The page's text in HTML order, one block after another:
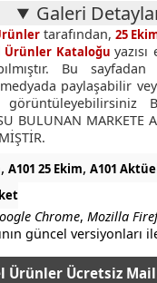
Galeri
tarafından,25
Ürünler Kataloğu
Bu sayfadan
paylaşabilir
BULUNAN MARKETE
, A101 25 Ekim, A101
Chrome,Mozilla
güncel versiyonları
Ürünler Ücretsiz